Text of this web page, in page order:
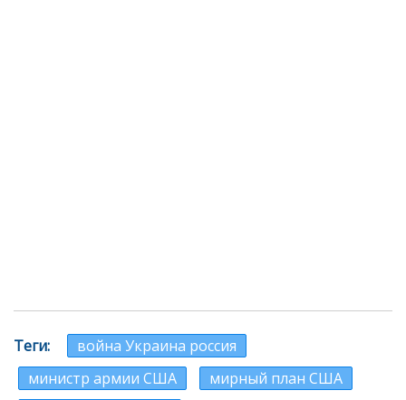
Теги
война Украина россия
министр армии США
мирный план США